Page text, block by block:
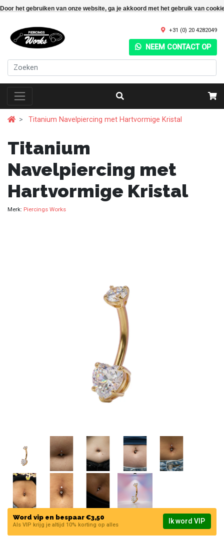
Door het gebruiken van onze website, ga je akkoord met het gebruik van
+31 (0) 20 4282049
NEEM CONTACT OP
Titanium Navelpiercing met Hartvormige Kristal
Titanium
Navelpiercing met
Hartvormige Kristal
Merk: Piercings Works
Word vip en bespaar €3,50
Als VIP krijg je altijd 10% korting op alles Ik word VIP